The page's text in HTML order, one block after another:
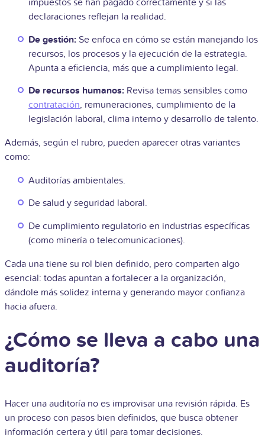
impuestos se han pagado correctamente y si las
declaraciones reflejan la realidad.
De gestión: Se enfoca en cómo se están manejando los
recursos, los procesos y la ejecución de la estrategia.
Apunta a eficiencia, más que a cumplimiento legal.
De recursos humanos: Revisa temas sensibles como
contratación, remuneraciones, cumplimiento de la
legislación laboral, clima interno y desarrollo de talento.
Además, según el rubro, pueden aparecer otras variantes
como:
Auditorías ambientales.
De salud y seguridad laboral.
De cumplimiento regulatorio en industrias específicas
(como minería o telecomunicaciones).
Cada una tiene su rol bien definido, pero comparten algo
esencial: todas apuntan a fortalecer a la organización,
dándole más solidez interna y generando mayor confianza
hacia afuera.
¿Cómo se lleva a cabo una
auditoría?
Hacer una auditoría no es improvisar una revisión rápida. Es
un proceso con pasos bien definidos, que busca obtener
información certera y útil para tomar decisiones.